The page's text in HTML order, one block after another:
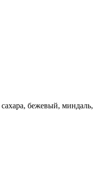
бежевый, миндаль,